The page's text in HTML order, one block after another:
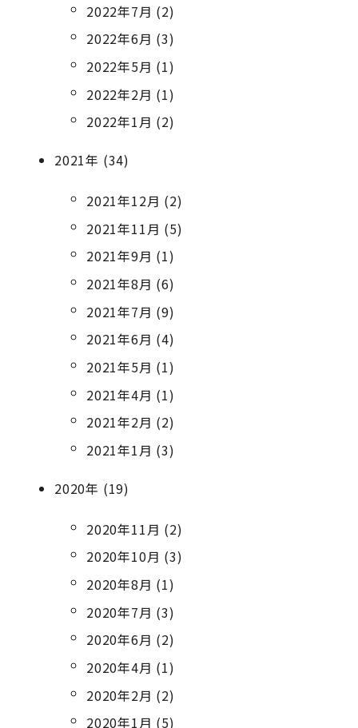
2022年7月 (2)
2022年6月 (3)
2022年5月 (1)
2022年2月 (1)
2022年1月 (2)
2021年 (34)
2021年12月 (2)
2021年11月 (5)
2021年9月 (1)
2021年8月 (6)
2021年7月 (9)
2021年6月 (4)
2021年5月 (1)
2021年4月 (1)
2021年2月 (2)
2021年1月 (3)
2020年 (19)
2020年11月 (2)
2020年10月 (3)
2020年8月 (1)
2020年7月 (3)
2020年6月 (2)
2020年4月 (1)
2020年2月 (2)
2020年1月 (5)